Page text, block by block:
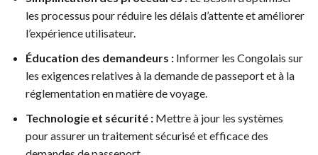
les processus pour réduire les délais d’attente et améliorer
l’expérience utilisateur.
Éducation des demandeurs :Informer les Congolais sur
les exigences relatives à la demande de passeport et à la
réglementation en matière de voyage.
Technologie et sécurité :Mettre à jour les systèmes
pour assurer un traitement sécurisé et efficace des